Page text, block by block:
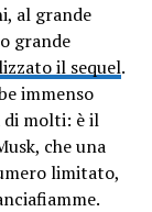
al grande
grande
il sequel.
immenso
di molti: è il
che una
limitato,